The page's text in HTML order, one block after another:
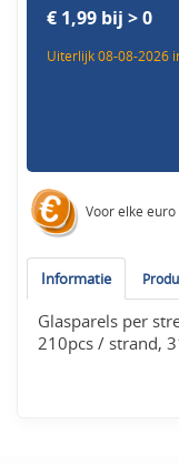
€ 1,99 bij > 0
Uiterlijk 08-08-2026
Voor elke
Informatie
Glasparels per
210pcs / strand,